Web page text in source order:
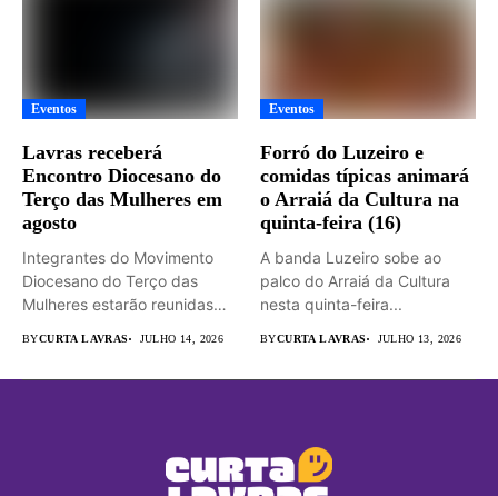
Eventos
Lavras receberá
Encontro Diocesano do
Terço das Mulheres em
agosto
Integrantes do Movimento
Diocesano do Terço das
Mulheres estarão reunidas
BYCURTA LAVRAS JULHO 14, 2026
Eventos
Forró do Luzeiro e
comidas típicas animará
o Arraiá da Cultura na
quinta-feira (16)
A banda Luzeiro sobe ao
palco do Arraiá da Cultura
nesta quinta-feira...
BYCURTA LAVRAS JULHO 13, 2026